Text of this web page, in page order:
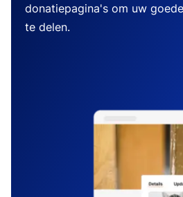
donatiepagina's om uw
te delen.